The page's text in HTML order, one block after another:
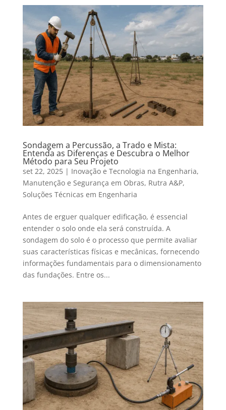
Sondagem a Percussão, a Trado e Mista:
Entenda as Diferenças e Descubra o Melhor
Método para Seu Projeto
set 22, 2025| Inovação e Tecnologia na Engenharia,
Manutenção e Segurança em Obras, Rutra A&P,
Soluções Técnicas em Engenharia
Antes de erguer qualquer edificação, é essencial
entender o solo onde ela será construída. A
sondagem do solo é o processo que permite avaliar
suas características físicas e mecânicas, fornecendo
informações fundamentais para o dimensionamento
das fundações. Entre os...